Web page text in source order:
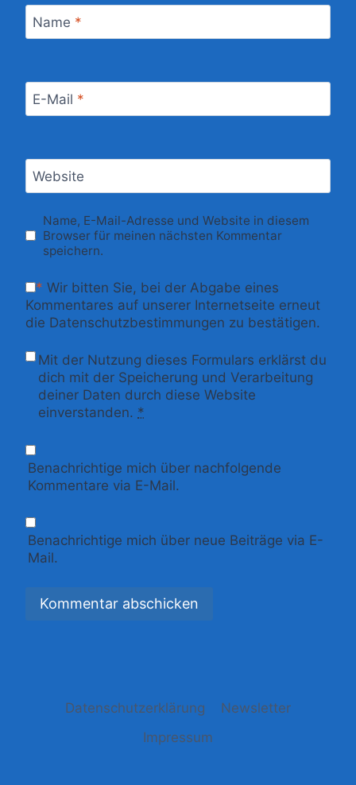
Name *
E-Mail *
Website
Name, E-Mail-Adresse und Website in diesem
Browser für meinen nächsten Kommentar
speichern.
* Wir bitten Sie, bei der Abgabe eines
Kommentares auf unserer Internetseite erneut
die Datenschutzbestimmungen zu bestätigen.
Mit der Nutzung dieses Formulars erklärst du
dich mit der Speicherung und Verarbeitung
deiner Daten durch diese Website
einverstanden. *
Benachrichtige mich über nachfolgende
Kommentare via E-Mail.
Benachrichtige mich über neue Beiträge via E-
Mail.
Datenschutzerklärung
Newsletter
Impressum